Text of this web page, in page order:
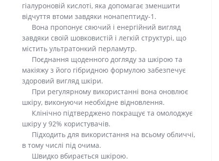
гіалуроновій кислоті, яка допомагає зменшити
відчуття втоми завдяки нонапептиду-1.
Вона пропонує сяючий і енергійний вигляд
завдяки своїй шовковистій і легкій структурі, що
містить ультратонкий перламутр.
Поєднання щоденного догляду за шкірою та
макіяжу з його гібридною формулою забезпечує
здоровий вигляд шкіри.
При регулярному використанні вона оновлює
шкіру, виконуючи необхідне відновлення.
Клінічно підтверджено покращує та омолоджує
шкіру у 92% користувачів.
Підходить для використання на всьому обличчі,
в тому числі під очима.
Швидко вбирається шкірою.